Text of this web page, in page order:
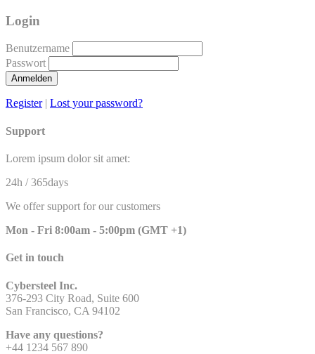
Login
Benutzername
Passwort
Anmelden
Register| Lost your password?
Support
Lorem ipsum dolor sit amet:
24h / 365days
We offer support for our customers
Mon - Fri 8:00am - 5:00pm (GMT +1)
Get in touch
Cybersteel Inc.
376-293 City Road, Suite 600
San Francisco, CA 94102
Have any questions?
+44 1234 567 890